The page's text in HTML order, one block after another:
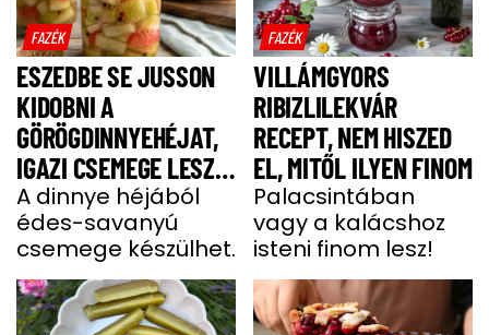
FAZÉK
ESZEDBE SE JUSSON
KIDOBNI A
GÖRÖGDINNYEHÉJAT,
IGAZI CSEMEGE LESZ
BELŐLE
A dinnye héjából
édes-savanyú
csemege készülhet.
FAZÉK
VILLÁMGYORS
RIBIZLILEKVÁR
RECEPT, NEM HISZED
EL, MITŐL ILYEN FINOM
Palacsintában
vagy a kalácshoz
isteni finom lesz!